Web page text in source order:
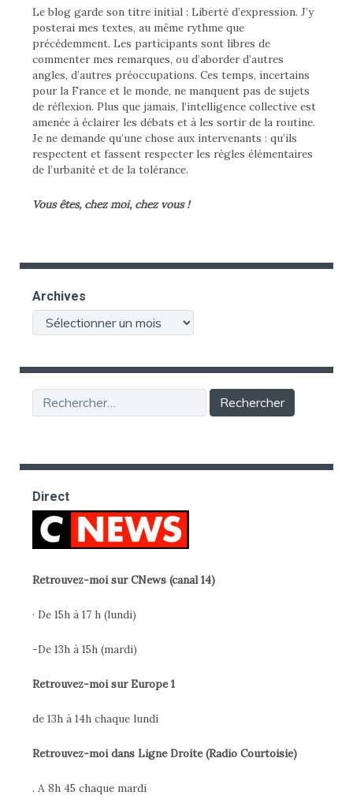
Le blog garde son titre initial : Liberté d’expression. J’y
posterai mes textes, au même rythme que
précédemment. Les participants sont libres de
commenter mes remarques, ou d’aborder d’autres
angles, d’autres préoccupations. Ces temps, incertains
pour la France et le monde, ne manquent pas de sujets
de réflexion. Plus que jamais, l’intelligence collective est
amenée à éclairer les débats et à les sortir de la routine.
Je ne demande qu’une chose aux intervenants : qu’ils
respectent et fassent respecter les règles élémentaires
de l’urbanité et de la tolérance.
Vous êtes, chez moi, chez vous !
Archives
Archives
Rechercher :
Direct
Retrouvez-moi sur CNews (canal 14)
· De 15h à 17 h (lundi)
-De 13h à 15h (mardi)
Retrouvez-moi sur Europe 1
de 13h à 14h chaque lundi
Retrouvez-moi dans Ligne Droite (Radio Courtoisie)
. A 8h 45 chaque mardi